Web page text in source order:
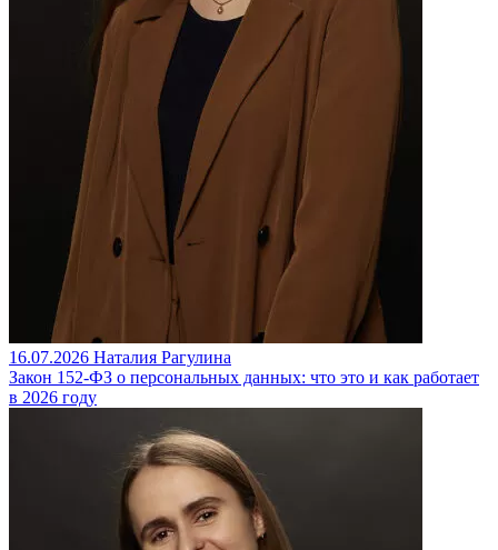
16.07.2026 Наталия Рагулина
Закон 152-ФЗ о персональных данных: что это и как работает
в 2026 году